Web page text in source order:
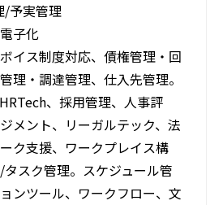
/予実管理
子化
イス制度対応、債権管理・回
理・調達管理、仕入先管理。
、採用管理、人事評
メント、リーガルテック、法
ク支援、ワークプレイス構
スク管理。スケジュール管
ンツール、ワークフロー、文